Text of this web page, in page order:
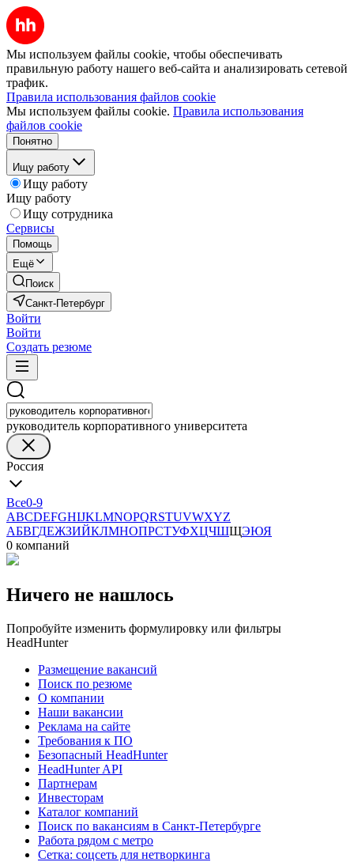
Мы используем файлы cookie, чтобы обеспечивать
правильную работу нашего веб-сайта и анализировать сетевой
трафик.
Правила использования файлов cookie
Мы используем файлы cookie. Правила использования
файлов cookie
Понятно
Ищу работу
Ищу работу
Ищу работу
Ищу сотрудника
Сервисы
Помощь
Ещё
Поиск
Санкт-Петербург
Войти
Войти
Создать резюме
руководитель корпоративного университета
Россия
Все0-9
ABCDEFGHIJKLMNOPQRSTUVWXYZ
АБВГДЕЖЗИЙКЛМНОПРСТУФХЦЧШЩЭЮЯ
0 компаний
Ничего не нашлось
Попробуйте изменить формулировку или фильтры
HeadHunter
Размещение вакансий
Поиск по резюме
О компании
Наши вакансии
Реклама на сайте
Требования к ПО
Безопасный HeadHunter
HeadHunter API
Партнерам
Инвесторам
Каталог компаний
Поиск по вакансиям в Санкт-Петербурге
Работа рядом с метро
Сетка: соцсеть для нетворкинга